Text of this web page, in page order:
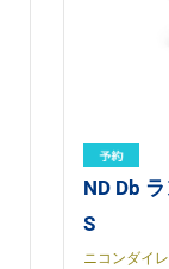
ND Db
S
ニコンダイ